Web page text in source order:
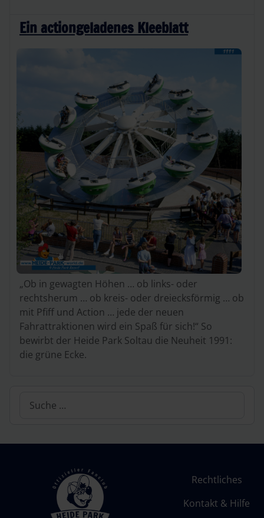
Ein actiongeladenes Kleeblatt
„Ob in gewagten Höhen … ob links- oder
rechtsherum … ob kreis- oder dreiecksförmig … ob
mit Pfiff und Action … jede der neuen
Fahrattraktionen wird ein Spaß für sich!“ So
bewirbt der Heide Park Soltau die Neuheit 1991:
die grüne Ecke.
Suchen
Rechtliches
Kontakt & Hilfe